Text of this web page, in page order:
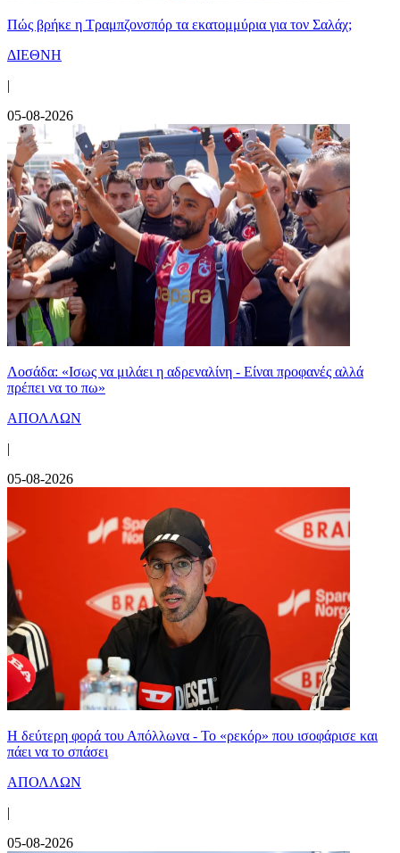
Πώς βρήκε η Τραμπζονσπόρ τα εκατομμύρια για τον Σαλάχ;
ΔΙΕΘΝΗ
|
05-08-2026
Λοσάδα: «Ισως να μιλάει η αδρεναλίνη - Είναι προφανές αλλά
πρέπει να το πω»
ΑΠΟΛΛΩΝ
|
05-08-2026
Η δεύτερη φορά του Απόλλωνα - Το «ρεκόρ» που ισοφάρισε και
πάει να το σπάσει
ΑΠΟΛΛΩΝ
|
05-08-2026